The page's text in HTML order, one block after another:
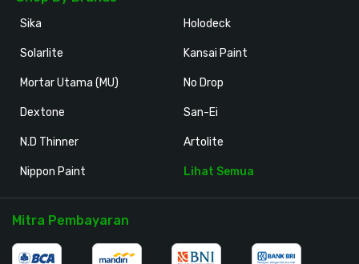
Sika
Solarlite
Mortar Utama (MU)
Dextone
N.D Thinner
Nippon Paint
Holodeck
Kansai Paint
No Drop
San-Ei
Artolite
Lihat Semua
Mitra Pembayaran